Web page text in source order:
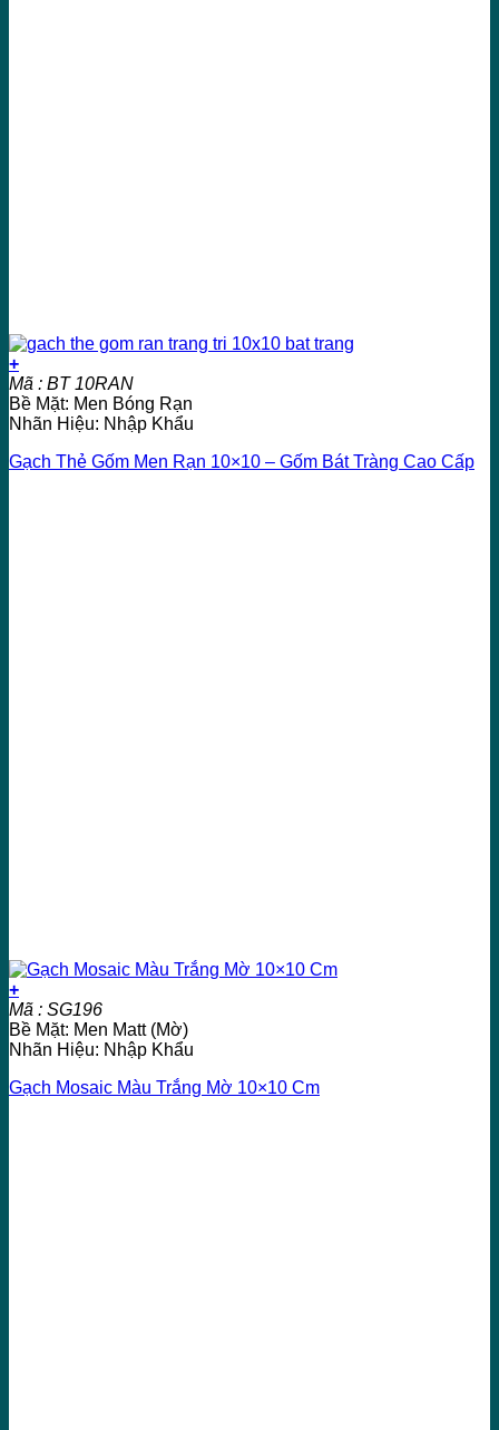
+
Mã : BT 10RAN
Bề Mặt: Men Bóng Rạn
Nhãn Hiệu: Nhập Khẩu
Gạch Thẻ Gốm Men Rạn 10×10 – Gốm Bát Tràng Cao Cấp
+
Mã : SG196
Bề Mặt: Men Matt (Mờ)
Nhãn Hiệu: Nhập Khẩu
Gạch Mosaic Màu Trắng Mờ 10×10 Cm